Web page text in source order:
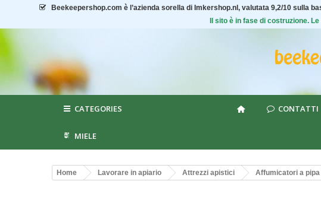
Beekeepershop.com è l’azienda sorella di Imkershop.nl, valutata 9,2/10 sulla
Il sito è in fase di costruzione.
CATEGORIES CONTATTI
MIELE
Home Lavorare in apiario Attrezzi apistici Affumicatori a pipa